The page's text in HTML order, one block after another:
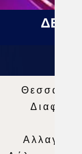
Θεσσαλία
Αλλαγή